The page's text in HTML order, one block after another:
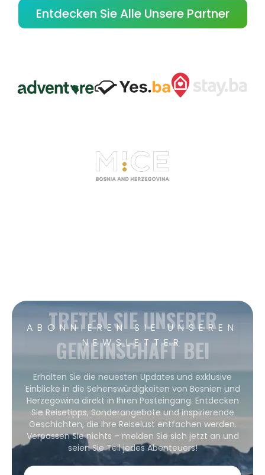
Entdecken Sie Alle Unsere Partner
ABONNIEREN SIE UNSEREN
NEWSLETTER
TRETEN SIE UNSERER
GEMEINSCHAFT BEI
Erhalten Sie die neuesten Updates und exklusive
Einblicke in die Sehenswürdigkeiten von Bosnien und
Herzegowina direkt in Ihren Posteingang. Entdecken
Sie Reisetipps, Sonderangebote und inspirierende
Geschichten, die Ihre Reiselust entfachen werden.
Verpassen Sie nichts – melden Sie sich jetzt an und
seien Sie Teil jedes Abenteuers!